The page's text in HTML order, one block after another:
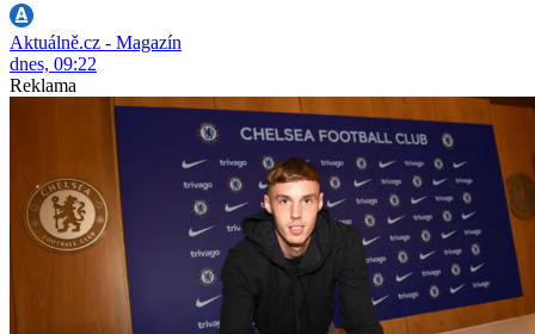
Aktuálně.cz - Magazín
dnes, 09:22
Reklama